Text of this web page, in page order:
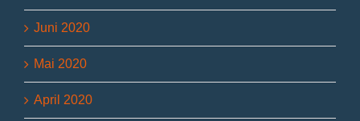
Juni 2020
Mai 2020
April 2020